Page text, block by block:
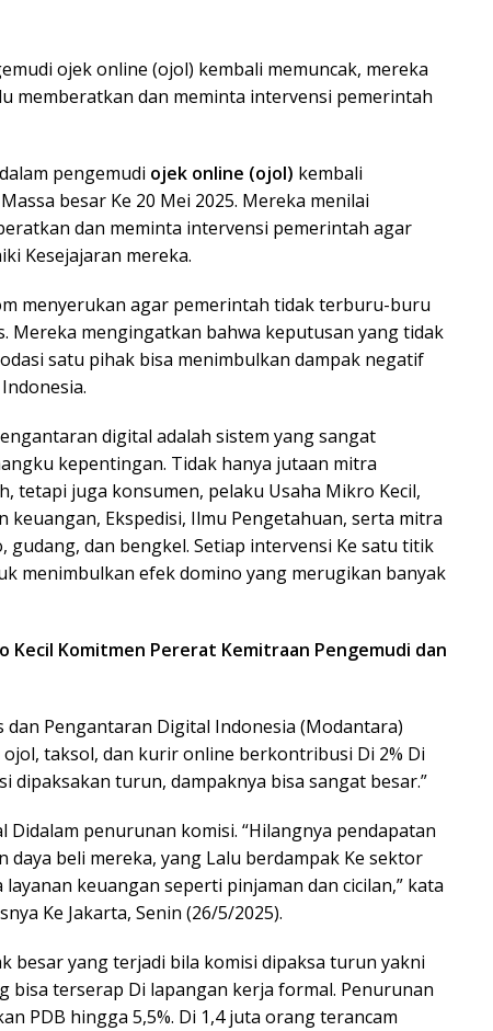
ojek online (ojol) kembali memuncak, mereka
memberatkan dan meminta intervensi pemerintah
pengemudi ojek online (ojol) kembali
besar Ke 20 Mei 2025. Mereka menilai
dan meminta intervensi pemerintah agar
Kesejajaran mereka.
menyerukan agar pemerintah tidak terburu-buru
Mereka mengingatkan bahwa keputusan yang tidak
satu pihak bisa menimbulkan dampak negatif
Indonesia.
digital adalah sistem yang sangat
kepentingan. Tidak hanya jutaan mitra
tetapi juga konsumen, pelaku Usaha Mikro Kecil,
Ekspedisi, Ilmu Pengetahuan, serta mitra
dan bengkel. Setiap intervensi Ke satu titik
menimbulkan efek domino yang merugikan banyak
Kecil Komitmen Pererat Kemitraan Pengemudi dan
Pengantaran Digital Indonesia (Modantara)
taksol, dan kurir online berkontribusi Di 2% Di
dipaksakan turun, dampaknya bisa sangat besar.”
penurunan komisi. “Hilangnya pendapatan
beli mereka, yang Lalu berdampak Ke sektor
keuangan seperti pinjaman dan cicilan,” kata
Ke Jakarta, Senin (26/5/2025).
besar yang terjadi bila komisi dipaksa turun yakni
bisa terserap Di lapangan kerja formal. Penurunan
PDB hingga 5,5%. Di 1,4 juta orang terancam